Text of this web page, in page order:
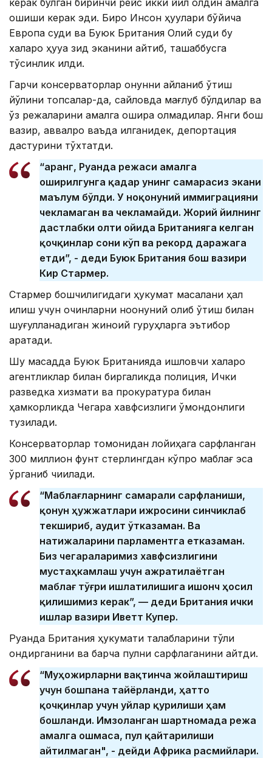
керак бўлган биринчи рейс икки йил олдин амалга
ошиши керак эди. Бироқ Инсон ҳуқуқлари бўйича
Европа суди ва Буюк Британия Олий суди бу
халқаро ҳуқуққа зид эканини айтиб, ташаббусга
тўсқинлик қилди.
Гарчи консерваторлар қонунни айланиб ўтиш
йўлини топсалар-да, сайловда мағлуб бўлдилар ва
ўз режаларини амалга ошира олмадилар. Янги бош
вазир, аввалроқ ваъда қилганидек, депортация
дастурини тўхтатди.
“Қаранг, Руанда режаси амалга
оширилгунга қадар унинг самарасиз экани
маълум бўлди. У ноқонуний иммиграцияни
чекламаган ва чекламайди. Жорий йилнинг
дастлабки олти ойида Британияга келган
қочқинлар сони кўп ва рекорд даражага
етди”, - деди Буюк Британия бош вазири
Кир Стармер.
Стармер бошчилигидаги ҳукумат масалани ҳал
қилиш учун қочқинларни ноқонуний олиб ўтиш билан
шуғулланадиган жиноий гуруҳларга эътибор
қаратади.
Шу мақсадда Буюк Британияда ишловчи халқаро
агентликлар билан биргаликда полиция, Ички
разведка хизмати ва прокуратура билан
ҳамкорликда Чегара хавфсизлиги қўмондонлиги
тузилади.
Консерваторлар томонидан лойиҳага сарфланган
300 миллион фунт стерлингдан кўпроқ маблағ эса
ўрганиб чиқилади.
“Маблағларнинг самарали сарфланиши,
қонун ҳужжатлари ижросини синчиклаб
текшириб, аудит ўтказаман. Ва
натижаларини парламентга етказаман.
Биз чегараларимиз хавфсизлигини
мустаҳкамлаш учун ажратилаётган
маблағ тўғри ишлатилишига ишонч ҳосил
қилишимиз керак”, — деди Британия ички
ишлар вазири Иветт Купер.
Руанда Британия ҳукумати талабларини тўлиқ
қондирганини ва барча пулни сарфлаганини айтди.
“Муҳожирларни вақтинча жойлаштириш
учун бошпана тайёрланди, ҳатто
қочқинлар учун уйлар қурилиши ҳам
бошланди. Имзоланган шартномада режа
амалга ошмаса, пул қайтарилиши
айтилмаган", - дейди Африка расмийлари.